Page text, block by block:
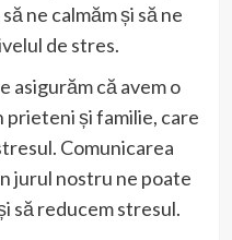
ne calmăm și să ne
de stres.
asigurăm că avem o
prieteni și familie, care
Comunicarea
jurul nostru ne poate
să reducem stresul.